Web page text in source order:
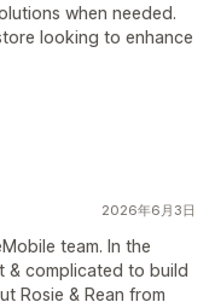
when needed.
looking to enhance
2026年6月3日
team. In the
& complicated to build
Rosie & Rean from